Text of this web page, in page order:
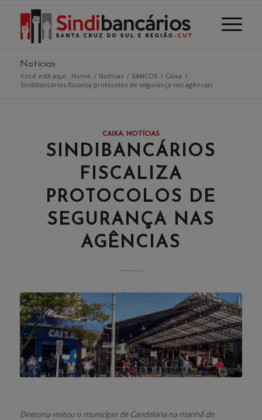
Notícias
Você está aqui: Home / Notícias / BANCOS / Caixa /
Sindibancários fiscaliza protocolos de segurança nas agências
CAIXA, NOTÍCIAS
SINDIBANCÁRIOS
FISCALIZA
PROTOCOLOS DE
SEGURANÇA NAS
AGÊNCIAS
Diretoria visitou o município de Candelária na manhã de